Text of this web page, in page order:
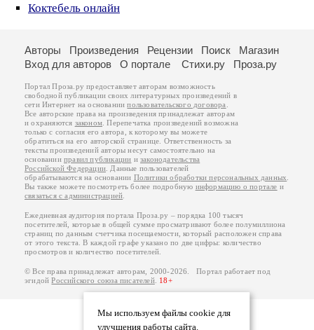
Коктебель онлайн
Мы используем файлы cookie для
улучшения работы сайта.
Авторы Произведения Рецензии Поиск
Магазин
Вход для авторов
О портале Стихи.ру Проза.ру
Портал Проза.ру предоставляет авторам возможность
свободной публикации своих литературных произведений в
сети Интернет на основаниипользовательского договора
Все авторские права на произведения принадлежат авторам
и охраняются законом . Перепечатка произведений возможна
только с согласия его автора, к которому вы можете
обратиться на его авторской странице. Ответственность за
тексты произведений авторы несут самостоятельно на
основанииправил публикации изаконодательства
Российской Федерации . Данные пользователей
обрабатываются на основании Политики обработки персональных данных
Вы также можете посмотреть более подробную информацию о портале и
связаться с администрацией
Ежедневная аудитория портала Проза.ру – порядка 100 тысяч
посетителей, которые в общей сумме просматривают более полумиллиона
страниц по данным счетчика посещаемости, который расположен справа
от этого текста. В каждой графе указано по две цифры: количество
просмотров и количество посетителей.
© Все права принадлежат авторам, 2000-2026. Портал работает под
эгидойРоссийского союза писателей. 18+